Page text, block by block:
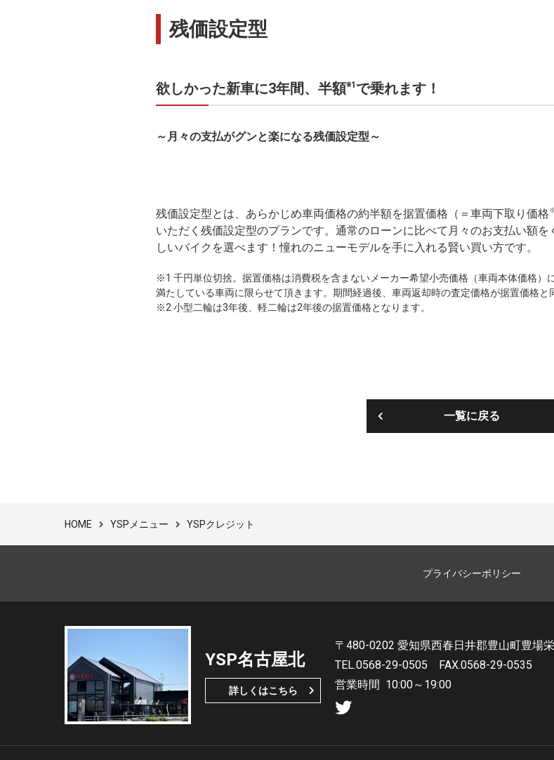
残価設定型
欲しかった新車に3年間、半額※1 で乗れます！
～月々の支払がグンと楽になる残価設定型～
残価設定型とは、あらかじめ車両価格の約半額を据置価格（＝車両下取り価格
いただく残価設定型のプランです。通常のローンに比べて月々のお支払い額
しいバイクを選べます！憧れのニューモデルを手に入れる賢い買い方です。
※1 千円単位切捨。据置価格は消費税を含まないメーカー希望小売価格（車両本体価格）
満たしている車両に限らせて頂きます。期間経過後、車両返却時の査定価格が据置価格と
※2 小型二輪は3年後、軽二輪は2年後の据置価格となります。
一覧に戻る
HOME YSPメニュー YSPクレジット
プライバシーポリシー
YSP名古屋北
詳しくはこちら
〒480-0202 愛知県西春日井郡豊山町豊場
TEL.0568-29-0505
FAX.0568-29-0535
営業時間 10:00～19:00